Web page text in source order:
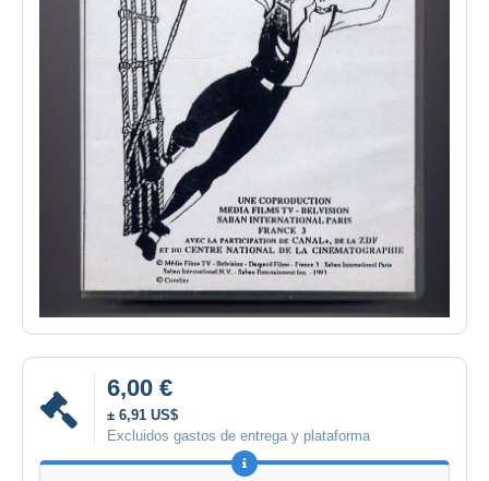
6,00 €
± 6,91 US$
Excluidos gastos de entrega y plataforma